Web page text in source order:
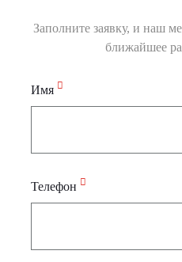
Заполните заявку, и наш
ближайшее
Имя
Телефон